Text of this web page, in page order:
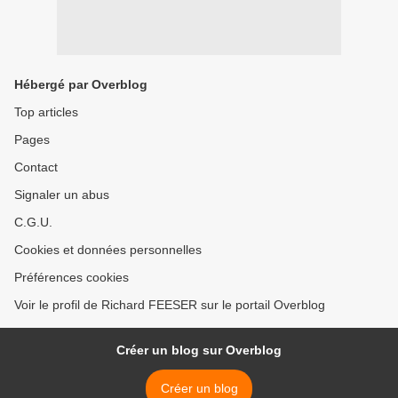
Hébergé par Overblog
Top articles
Pages
Contact
Signaler un abus
C.G.U.
Cookies et données personnelles
Préférences cookies
Voir le profil de Richard FEESER sur le portail Overblog
Créer un blog sur Overblog
Créer un blog